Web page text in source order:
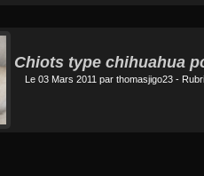
Chiots type chihuahua
Le 03 Mars 2011 par thomasjigo23 -